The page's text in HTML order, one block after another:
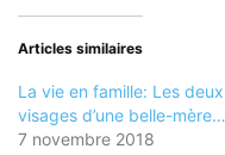
dans
nouvelle
dans
nouvelle
Articles similaires
La vie en famille: Les deux
visages d’une belle-mère…
7 novembre 2018